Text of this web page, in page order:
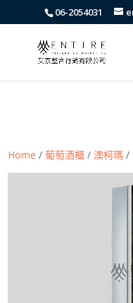
body{font-family:
!important;}
06-2054031
Home /葡萄酒櫃 / 澳柯瑪 /